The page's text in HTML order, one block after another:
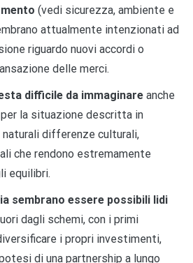
(vedi sicurezza, ambiente e
attualmente intenzionati ad
riguardo nuovi accordi o
delle merci.
difficile da immaginare anche
la situazione descritta in
differenze culturali,
che rendono estremamente
equilibri.
sembrano essere possibili lidi
dagli schemi, con i primi
i propri investimenti,
di una partnership a lungo